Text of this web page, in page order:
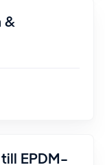
&
EPDM-